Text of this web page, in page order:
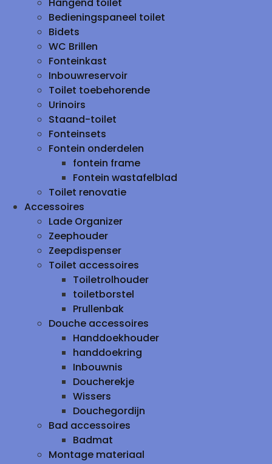
Bedieningspaneel toilet
Bidets
WC Brillen
Fonteinkast
Inbouwreservoir
Toilet toebehorende
Urinoirs
Staand-toilet
Fonteinsets
Fontein onderdelen
fontein frame
Fontein wastafelblad
Toilet renovatie
Accessoires
Lade Organizer
Zeephouder
Zeepdispenser
Toilet accessoires
Toiletrolhouder
toiletborstel
Prullenbak
Douche accessoires
Handdoekhouder
handdoekring
Inbouwnis
Doucherekje
Wissers
Douchegordijn
Bad accessoires
Badmat
Montage materiaal